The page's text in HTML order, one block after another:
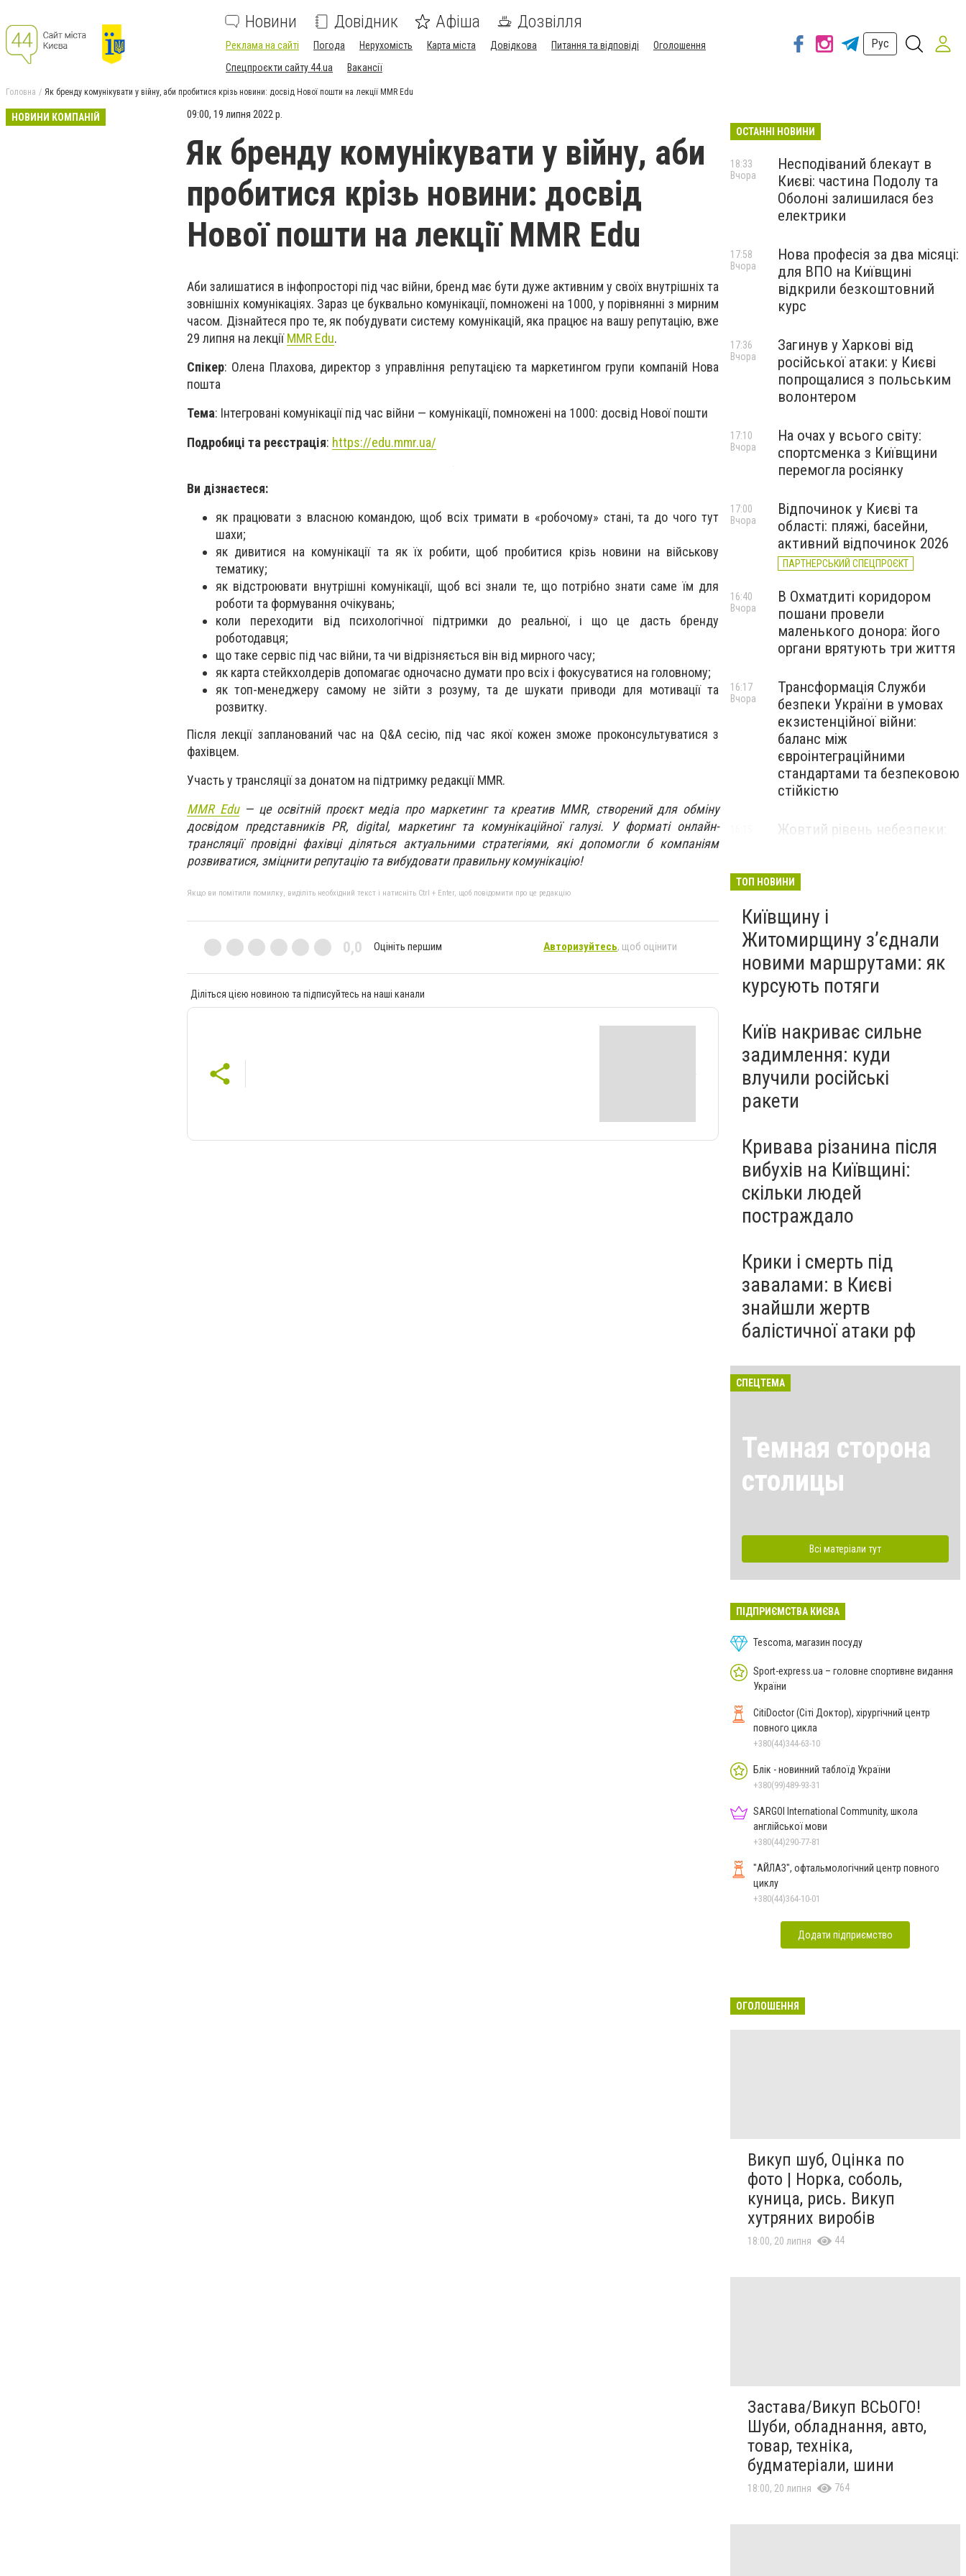
Новини Довідник Афіша Дозвілля
Реклама на сайті Погода Нерухомість Карта міста Довідкова Питання та відповіді
Оголошення
Спецпроєкти сайту 44.ua
Вакансії
Рус
Головна Як бренду комунікувати у війну, аби пробитися крізь новини: досвід Нової пошти на лекції MMR Edu
НОВИНИ КОМПАНІЙ 09:00, 19 липня 2022 р.
Як бренду комунікувати у війну, аби
пробитися крізь новини: досвід
Нової пошти на лекції MMR Edu
Аби залишатися в інфопросторі під час війни, бренд має бути дуже активним у своїх внутрішніх та
зовнішніх комунікаціях. Зараз це буквально комунікації, помножені на 1000, у порівнянні з мирним
часом. Дізнайтеся про те, як побудувати систему комунікацій, яка працює на вашу репутацію, вже
29 липня на лекціїMMR Edu.
Спікер: Олена Плахова, директор з управління репутацією та маркетингом групи компаній Нова
пошта
Тема: Інтегровані комунікації під час війни — комунікації, помножені на 1000: досвід Нової пошти
Подробиці та реєстрація: https://edu.mmr.ua/
Ви дізнаєтеся:
як працювати з власною командою, щоб всіх тримати в «робочому» стані, та до чого тут
шахи;
як дивитися на комунікації та як їх робити, щоб пробитися крізь новини на військову
тематику;
як відстроювати внутрішні комунікації, щоб всі знали те, що потрібно знати саме їм для
роботи та формування очікувань;
коли переходити від психологічної підтримки до реальної, і що це дасть бренду
роботодавця;
що таке сервіс під час війни, та чи відрізняється він від мирного часу;
як карта стейкхолдерів допомагає одночасно думати про всіх і фокусуватися на головному;
як топ-менеджеру самому не зійти з розуму, та де шукати приводи для мотивації та
розвитку.
Після лекції запланований час на Q&A сесію, під час якої кожен зможе проконсультуватися з
фахівцем.
Участь у трансляції за донатом на підтримку редакції MMR.
MMR Edu— це освітній проєкт медіа про маркетинг та креатив MMR, створений для обміну
досвідом представників PR, digital, маркетинг та комунікаційної галузі. У форматі онлайн-
трансляції провідні фахівці діляться актуальними стратегіями, які допомогли б компаніям
розвиватися, зміцнити репутацію та вибудовати правильну комунікацію!
Якщо ви помітили помилку, виділіть необхідний текст і натисніть Ctrl + Enter, щоб повідомити про це редакцію
0,0 Оцініть першим Авторизуйтесь, щоб оцінити
Діліться цією новиною та підписуйтесь на наші канали
ОСТАННІ НОВИНИ
Несподіваний блекаут в
Києві: частина Подолу та
Оболоні залишилася без
електрики
18:33
Вчора
Нова професія за два місяці:
для ВПО на Київщині
відкрили безкоштовний
курс
17:58
Вчора
Загинув у Харкові від
російської атаки: у Києві
попрощалися з польським
волонтером
17:36
Вчора
На очах у всього світу:
спортсменка з Київщини
перемогла росіянку
17:10
Вчора
Відпочинок у Києві та
області: пляжі, басейни,
активний відпочинок 2026
ПАРТНЕРСЬКИЙ СПЕЦПРОЄКТ
17:00
Вчора
В Охматдиті коридором
пошани провели
маленького донора: його
органи врятують три життя
16:40
Вчора
Трансформація Служби
безпеки України в умовах
екзистенційної війни:
баланс між
євроінтеграційними
стандартами та безпековою
стійкістю
16:17
Вчора
Жовтий рівень небезпеки:
ТОП НОВИНИ
Київщину і
Житомирщину з’єднали
новими маршрутами: як
курсують потяги
Київ накриває сильне
задимлення: куди
влучили російські
ракети
Кривава різанина після
вибухів на Київщині:
скільки людей
постраждало
Крики і смерть під
завалами: в Києві
знайшли жертв
балістичної атаки рф
СПЕЦТЕМА
Темная сторона
столицы
Всі матеріали тут
ПІДПРИЄМСТВА КИЄВА
Tescoma, магазин посуду
Sport-express.ua – головне спортивне видання
України
CitiDoctor (Сіті Доктор), хірургічний центр
повного цикла
+380(44)344-63-10
Блік - новинний таблоїд України
+380(99)489-93-31
SARGOI International Community, школа
англійської мови
+380(44)290-77-81
"АЙЛАЗ", офтальмологічний центр повного
циклу
+380(44)364-10-01
Додати підприємство
ОГОЛОШЕННЯ
Викуп шуб, Оцінка по
фото | Норка, соболь,
куница, рись. Викуп
хутряних виробів
18:00, 20 липня 44
Застава/Викуп ВСЬОГО!
Шуби, обладнання, авто,
товар, техніка,
будматеріали, шини
18:00, 20 липня 764